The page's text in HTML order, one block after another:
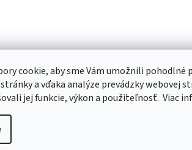
cookie, aby sme Vám umožnili pohodlné
a vďaka analýze prevádzky webovej
jej funkcie, výkon a použiteľnosť. Viac